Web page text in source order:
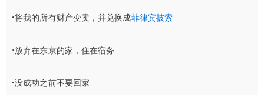
•将我的所有财产变卖，并兑换成菲律宾披索
•放弃在东京的家，住在宿务
•没成功之前不要回家